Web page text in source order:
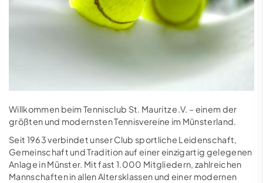
Willkommen beim Tennisclub St. Mauritz e.V. – einem der
größten und modernsten Tennisvereine im Münsterland.
Seit 1963 verbindet unser Club sportliche Leidenschaft,
Gemeinschaft und Tradition auf einer einzigartig gelegenen
Anlage in Münster. Mit fast 1.000 Mitgliedern, zahlreichen
Mannschaften in allen Altersklassen und einer modernen